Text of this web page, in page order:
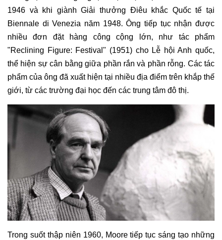
1946 và khi giành Giải thưởng Điêu khắc Quốc tế tại
Biennale di Venezia năm 1948. Ông tiếp tục nhận được
nhiều đơn đặt hàng công cộng lớn, như tác phẩm
"Reclining Figure: Festival" (1951) cho Lễ hội Anh quốc,
thể hiện sự cân bằng giữa phần rắn và phần rỗng. Các tác
phẩm của ông đã xuất hiện tại nhiều địa điểm trên khắp thế
giới, từ các trường đại học đến các trung tâm đô thị.
Trong suốt thập niên 1960, Moore tiếp tục sáng tạo những